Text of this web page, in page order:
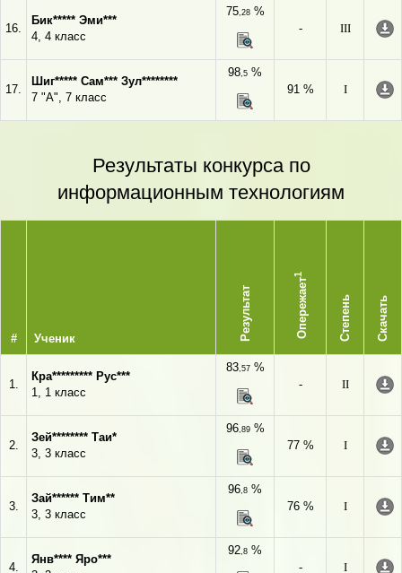
16.
Бик***** Эми***
4, 4 класс
75,28%
-
III
17.
Шиг***** Сам*** Зул********
7 "А", 7 класс
98,5 %
91 %
I
Результаты конкурса по
информационным технологиям
# Ученик Результат Опережает
1
Степень Скачать
1.
Кра********* Рус***
1, 1 класс
83,57%
-
II
2.
Зей******** Таи*
3, 3 класс
96,89%
77 %
I
3.
Зай****** Тим**
3, 3 класс
96,8 %
76 %
I
4.
Янв**** Яро***
92,8 %
-
I